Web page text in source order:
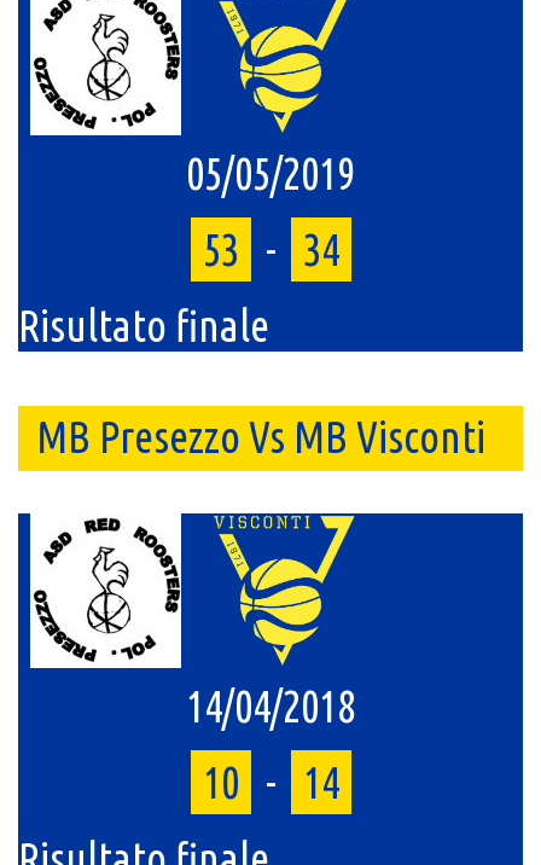
05/05/2019
53
- 34
Risultato finale
MB Presezzo Vs MB Visconti
14/04/2018
10 -
14